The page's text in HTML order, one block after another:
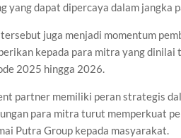
yang dapat dipercaya dalam jangka
juga menjadi momentum
kepada para mitra yang dinilai
2025 hingga 2026.
partner memiliki peran strategis
para mitra turut memperkuat
Putra Group kepada masyarakat.